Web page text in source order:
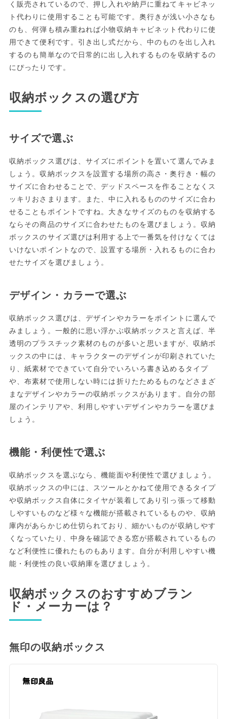
く販売されているので、押し入れや納戸に重ねてキャビネッ
ト代わりに使用することも可能です。奥行きが浅い小さなも
のも、何弾も積み重ねれば小物収納キャビネット代わりに使
用できて便利です。引き出し式だから、中のものを出し入れ
するのも簡単なので日常的に出し入れするものを収納するの
にぴったりです。
収納ボックスの選び方
サイズで選ぶ
収納ボックス選びは、サイズにポイントを置いて選んでみま
しょう。収納ボックスを設置する場所の高さ・奥行き・幅の
サイズに合わせることで、デッドスペースを作ることなくス
ッキリおさまります。また、中に入れるもののサイズに合わ
せることもポイントですね。大きなサイズのものを収納する
ならその商品のサイズに合わせたものを選びましょう。収納
ボックスのサイズ選びは利用する上で一番気を付けなくては
いけないポイントなので、設置する場所・入れるものに合わ
せたサイズを選びましょう。
デザイン・カラーで選ぶ
収納ボックス選びは、デザインやカラーをポイントに選んで
みましょう。一般的に思い浮かぶ収納ボックスと言えば、半
透明のプラスチック素材のものが多いと思いますが、収納ボ
ックスの中には、キャラクターのデザインが印刷されていた
り、紙素材でできていて自分でいろいろ書き込めるタイプ
や、布素材で使用しない時には折りたためるものなどさまざ
まなデザインやカラーの収納ボックスがあります。自分の部
屋のインテリアや、利用しやすいデザインやカラーを選びま
しょう。
機能・利便性で選ぶ
収納ボックスを選ぶなら、機能面や利便性で選びましょう。
収納ボックスの中には、スツールとかねて使用できるタイプ
や収納ボックス自体にタイヤが装着してあり引っ張って移動
しやすいものなど様々な機能が搭載されているものや、収納
庫内があらかじめ仕切られており、細かいものが収納しやす
くなっていたり、中身を確認できる窓が搭載されているもの
など利便性に優れたものもあります。自分が利用しやすい機
能・利便性の良い収納庫を選びましょう。
収納ボックスのおすすめブラン
ド・メーカーは？
無印の収納ボックス